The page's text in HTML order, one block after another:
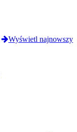
Wyświetl najnowszy